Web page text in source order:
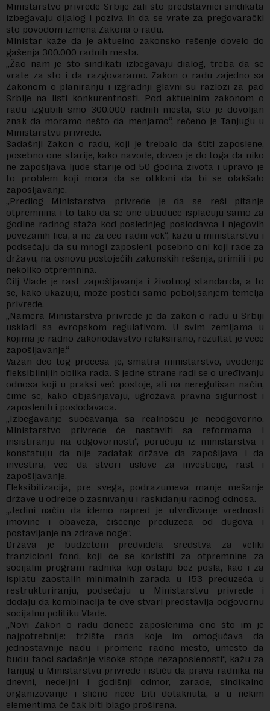
Ministarstvo privrede Srbije žali što predstavnici sindikata
izbegavaju dijalog i poziva ih da se vrate za pregovarački
sto povodom izmena Zakona o radu.
Ministar kaže da je aktuelno zakonsko rešenje dovelo do
gašenja 300.000 radnih mesta.
„Žao nam je što sindikati izbegavaju dialog, treba da se
vrate za sto i da razgovaramo. Zakon o radu zajedno sa
Zakonom o planiranju i izgradnji glavni su razlozi za pad
Srbije na listi konkurentnosti. Pod aktuelnim zakonom o
radu izgubili smo 300.000 radnih mesta, što je dovoljan
znak da moramo nešto da menjamo“, rečeno je Tanjugu u
Ministarstvu privrede.
Sadašnji Zakon o radu, koji je trebalo da štiti zaposlene,
posebno one starije, kako navode, doveo je do toga da niko
ne zapošljava ljude starije od 50 godina života i upravo je
to problem koji mora da se otkloni da bi se olakšalo
zapošljavanje.
„Predlog Ministarstva privrede je da se reši pitanje
otpremnina i to tako da se one ubuduće isplaćuju samo za
godine radnog staža kod poslednjeg poslodavca i njegovih
povezanih lica, a ne za ceo radni vek“, kažu u ministarstvu i
podsećaju da su mnogi zaposleni, posebno oni koji rade za
državu, na osnovu postojećih zakonskih rešenja, primili i po
nekoliko otpremnina.
Cilj Vlade je rast zapošljavanja i životnog standarda, a to
se, kako ukazuju, može postići samo poboljšanjem temelja
privrede.
„Namera Ministarstva privrede je da zakon o radu u Srbiji
uskladi sa evropskom regulativom. U svim zemljama u
kojima je radno zakonodavstvo relaksirano, rezultat je veće
zapošljavanje.“
Važan deo tog procesa je, smatra ministarstvo, uvođenje
fleksibilnijih oblika rada. S jedne strane radi se o uređivanju
odnosa koji u praksi već postoje, ali na neregulisan način,
čime se, kako objašnjavaju, ugrožava pravna sigurnost i
zaposlenih i poslodavaca.
„Izbegavanje suočavanja sa realnošću je neodgovorno.
Ministarstvo privrede će nastaviti sa reformama i
insistiranju na odgovornosti“, poručuju iz ministarstva i
konstatuju da nije zadatak države da zapošljava i da
investira, već da stvori uslove za investicije, rast i
zapošljavanje.
Fleksibilizacija, pre svega, podrazumeva manje mešanje
države u odrebe o zasnivanju i raskidanju radnog odnosa.
„Jedini način da idemo napred je utvrđivanje vrednosti
imovine i obaveza, čišćenje preduzeća od dugova i
postavljanje na zdrave noge“.
Država je budžetom predvidela sredstva za veliki
tranzicioni fond, koji će se koristiti za otpremnine za
socijalni program radnika koji ostaju bez posla, kao i za
isplatu zaostalih minimalnih zarada u 153 preduzeća u
restrukturiranju, podsećaju u Ministarstvu privrede i
dodaju da kombinacija te dve stvari predstavlja odgovornu
socijalnu politiku Vlade.
„Novi Zakon o radu doneće zaposlenima ono što im je
najpotrebnije: tržište rada koje im omogućava da
jednostavnije nađu i promene radno mesto, umesto da
budu taoci sadašnje visoke stope nezaposlenosti“, kažu za
Tanjug u Ministarstvu privrede i ističu da prava radnika na
dnevni, nedeljni i godišnji odmor, zarade, sindikalno
organizovanje i slično neće biti dotaknuta, a u nekim
elementima će čak biti blago proširena.